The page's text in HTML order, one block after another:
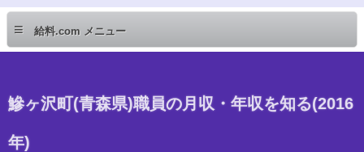
≡ 給料.com メニュー
鰺ヶ沢町(青森県)職員の月収・年収を知る(2016
年)